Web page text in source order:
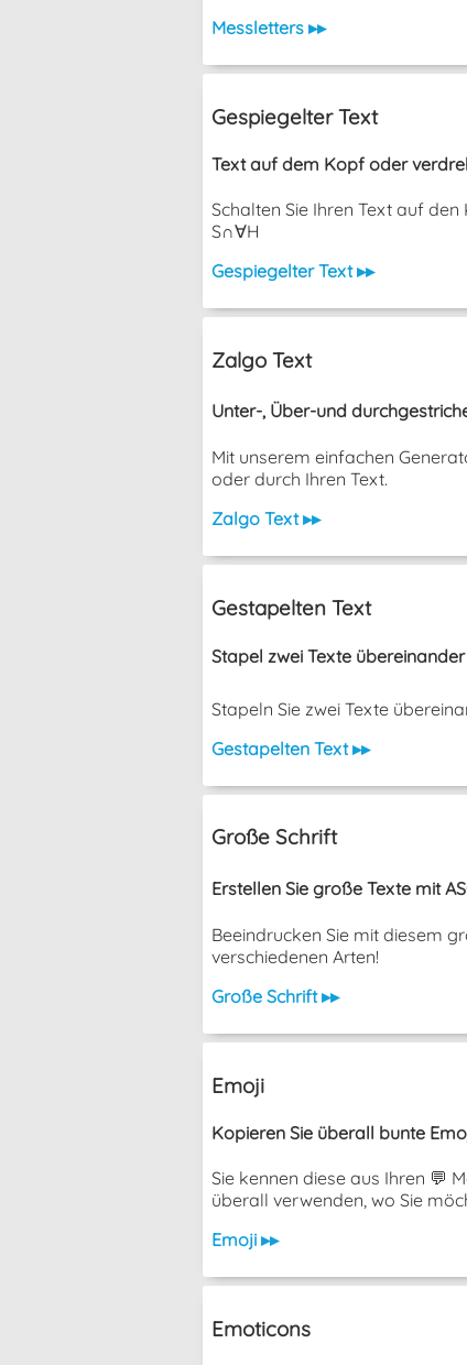
Messletters ▸▸
Gespiegelter Text
Text auf dem Kopf oder
Schalten Sie Ihren Text auf
S∩∀H
Gespiegelter Text ▸▸
Zalgo Text
Unter-, Über-und
Mit unserem einfachen
oder durch Ihren Text.
Zalgo Text ▸▸
Gestapelten Text
Stapel zwei Texte
Stapeln Sie zwei Texte
Gestapelten Text ▸▸
Große Schrift
Erstellen Sie große Texte mit
Beeindrucken Sie mit diesem
verschiedenen Arten!
Große Schrift ▸▸
Emoji
Kopieren Sie überall bunte
Sie kennen diese aus Ihren 💬
überall verwenden, wo Sie
Emoji ▸▸
Emoticons